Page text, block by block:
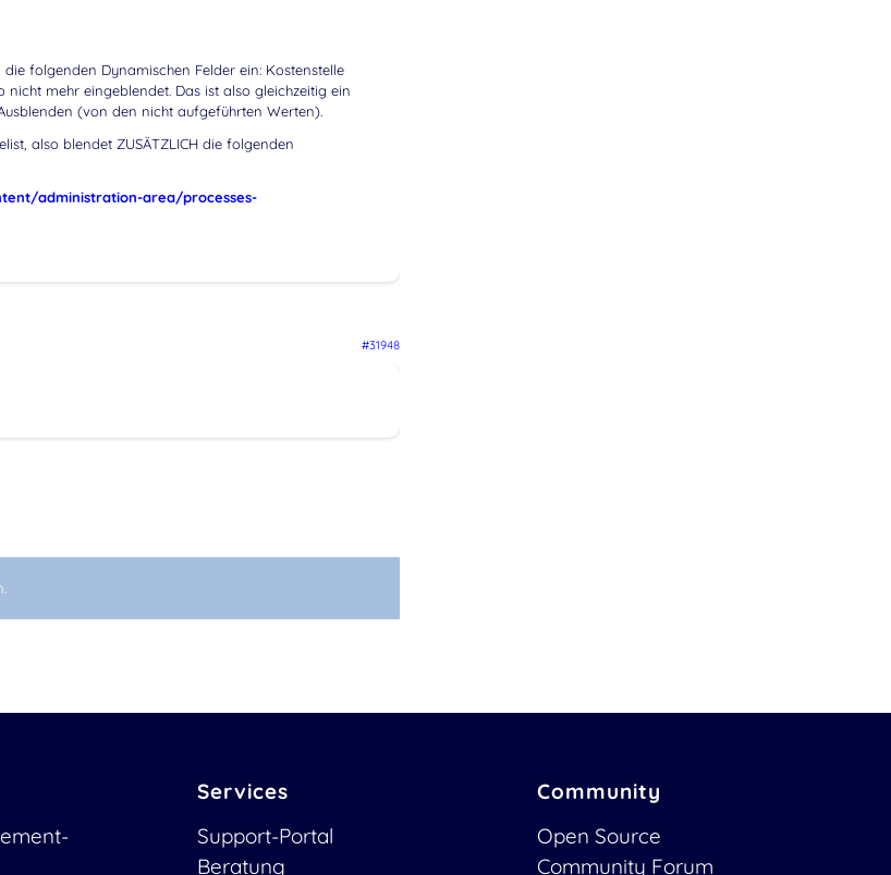
folgenden Dynamischen Felder ein: Kostenstelle
mehr eingeblendet. Das ist also gleichzeitig ein
(von den nicht aufgeführten Werten).
also blendet ZUSÄTZLICH die folgenden
administration-area/processes-
#31948
Services
Support-Portal
Beratung
Community
Open Source
Community Forum